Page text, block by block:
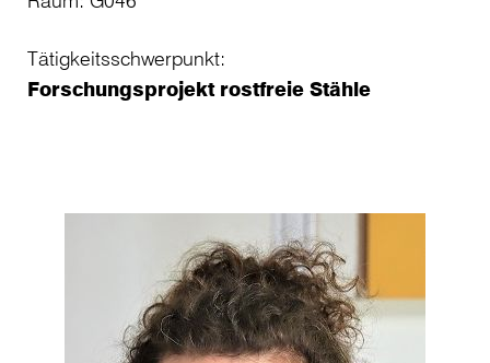
Tätigkeitsschwerpunkt:
Forschungsprojekt rostfreie Stähle